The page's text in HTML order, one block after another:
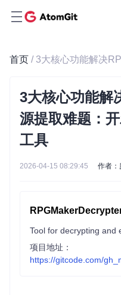
首页
3大核心功能解
源提取难题：
工具
2026-04-15 08:29:45 作者
项目地址：
https://gitcode.com/